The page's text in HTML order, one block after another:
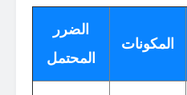
المكونات
الضرر
المحتمل